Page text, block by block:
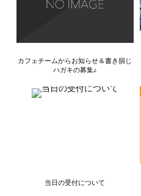
カフェチームからお知らせ＆書き損じ
ハガキの募集♪
当日の受付について